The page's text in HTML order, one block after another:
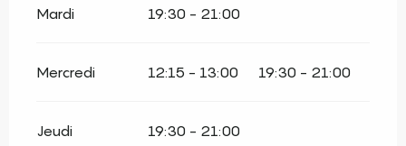
Mardi 19:30 - 21:00
Mercredi 12:15 - 13:00 19:30 - 21:00
Jeudi 19:30 - 21:00